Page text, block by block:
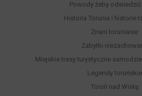
Powody żeby odwiedzić
Historia Torunia i historie
Znani torunianie
Zabytki
Miejskie trasy turystyczne
Legendy toruńskie
Toruń nad Wisłą